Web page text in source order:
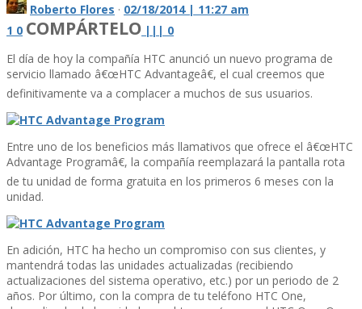
Roberto Flores · 02/18/2014 | 11:27 am
1 0 COMPÁRTELO | | | 0
El dí­a de hoy la compañí­a HTC anunció un nuevo programa de
servicio llamado â€œHTC Advantageâ€, el cual creemos que
definitivamente va a complacer a muchos de sus usuarios.
Entre uno de los beneficios más llamativos que ofrece el â€œHTC
Advantage Programâ€, la compañí­a reemplazará la pantalla rota
de tu unidad de forma gratuita en los primeros 6 meses con la
unidad.
En adición, HTC ha hecho un compromiso con sus clientes, y
mantendrá todas las unidades actualizadas (recibiendo
actualizaciones del sistema operativo, etc.) por un periodo de 2
años. Por último, con la compra de tu teléfono HTC One,